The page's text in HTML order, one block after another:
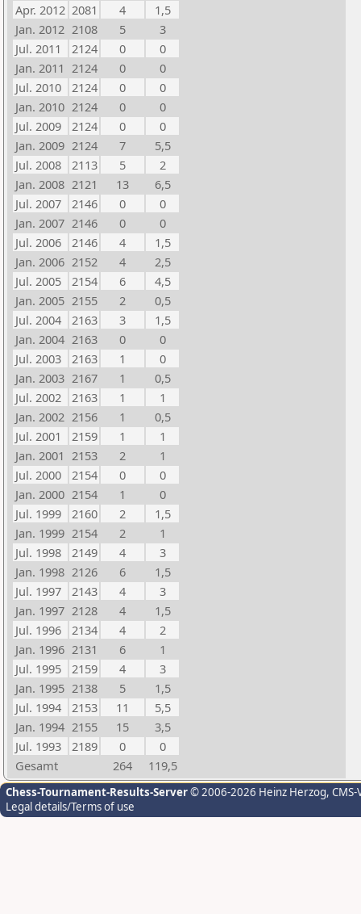
Apr. 2012 2081 4
1,5
Jan. 2012 2108 5
3
Jul. 2011
2124 0
0
Jan. 2011 2124 0
0
Jul. 2010
2124 0
0
Jan. 2010 2124 0
0
Jul. 2009
2124 0
0
Jan. 2009 2124 7
5,5
Jul. 2008
2113 5
2
Jan. 2008 2121 13
6,5
Jul. 2007
2146 0
0
Jan. 2007 2146 0
0
Jul. 2006
2146 4
1,5
Jan. 2006 2152 4
2,5
Jul. 2005
2154 6
4,5
Jan. 2005 2155 2
0,5
Jul. 2004
2163 3
1,5
Jan. 2004 2163 0
0
Jul. 2003
2163 1
0
Jan. 2003 2167 1
0,5
Jul. 2002
2163 1
1
Jan. 2002 2156 1
0,5
Jul. 2001
2159 1
1
Jan. 2001 2153 2
1
Jul. 2000
2154 0
0
Jan. 2000 2154 1
0
Jul. 1999
2160 2
1,5
Jan. 1999 2154 2
1
Jul. 1998
2149 4
3
Jan. 1998 2126 6
1,5
Jul. 1997
2143 4
3
Jan. 1997 2128 4
1,5
Jul. 1996
2134 4
2
Jan. 1996 2131 6
1
Jul. 1995
2159 4
3
Jan. 1995 2138 5
1,5
Jul. 1994
2153 11
5,5
Jan. 1994 2155 15
3,5
Jul. 1993
2189 0
0
Gesamt
264 119,5
Chess-Tournament-Results-Server© 2006-2026 Heinz Herzog,
Legal details/Terms of use